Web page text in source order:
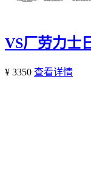
VS厂劳力士
¥ 3350 查看详情